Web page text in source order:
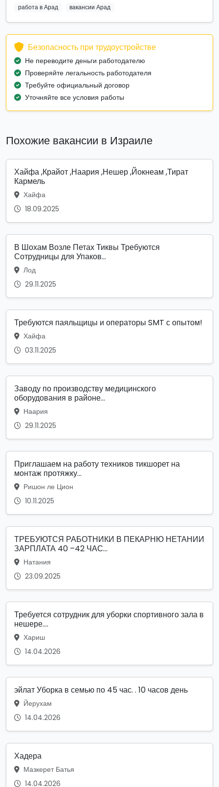
работа в Арад
вакансии Арад
Безопасность при трудоустройстве
Не переводите деньги работодателю
Проверяйте легальность работодателя
Требуйте официальный договор
Уточняйте все условия работы
Похожие вакансии в Израиле
Хайфа ,Крайот ,Наария ,Нешер ,Йокнеам ,Тират
Кармель
Хайфа
18.09.2025
В Шохам Возле Петах Тиквы Требуются
Сотрудницы для Упаков...
Лод
29.11.2025
Требуются паяльщицы и операторы SMT с опытом!
Хайфа
03.11.2025
Заводу по производству медицинского
оборудования в районе...
Наария
29.11.2025
Приглашаем на работу техников тикшорет на
монтаж протяжку...
Ришон ле Цион
10.11.2025
ТРЕБУЮТСЯ РАБОТНИКИ В ПЕКАРНЮ НЕТАНИИ
ЗАРПЛАТА 40 –42 ЧАС...
Натания
23.09.2025
Требуется сотрудник для уборки спортивного зала в
нешере....
Хариш
14.04.2026
эйлат Уборка в семью по 45 час. . 10 часов день
Йерухам
14.04.2026
Хадера
Мазкерет Батья
14.04.2026